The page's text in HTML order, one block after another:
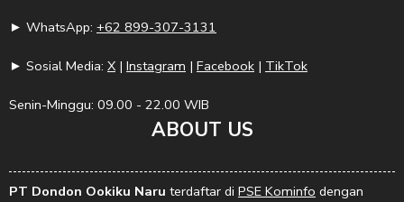
► WhatsApp: +62 899-307-3131
► Sosial Media: X | Instagram | Facebook | TikTok
Senin-Minggu: 09.00 - 22.00 WIB
ABOUT US
PT Dondon Ookiku Naru terdaftar di PSE Kominfo dengan